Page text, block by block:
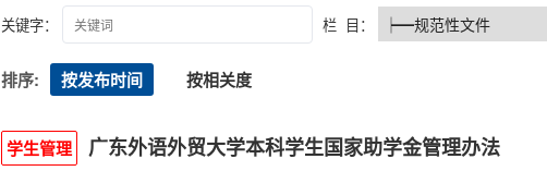
关键字： 栏 目：
排序: 按发布时间 按相关度
学生管理 广东外语外贸大学本科学生国家助学金管理办法